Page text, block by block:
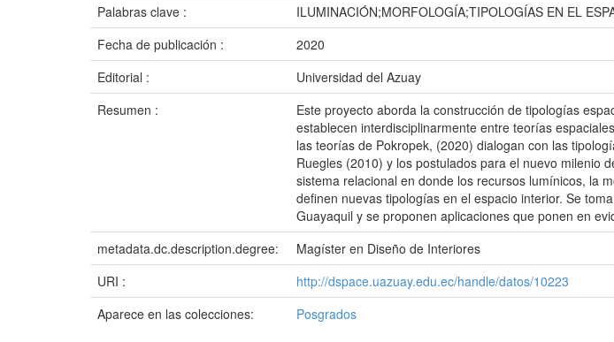
Palabras clave :
ILUMINACIÓN;MORFOLOGÍA;TIPOLOGÍAS EN EL
Fecha de publicación :
2020
Editorial :
Universidad del Azuay
Resumen :
Este proyecto aborda la construcción de tipologías
establecen interdisciplinarmente entre teorías
las teorías de Pokropek, (2020) dialogan con las
Ruegles (2010) y los postulados para el nuevo milenio
sistema relacional en donde los recursos lumínicos, la
definen nuevas tipologías en el espacio interior. Se
Guayaquil y se proponen aplicaciones que ponen en
metadata.dc.description.degree:
Magíster en Diseño de Interiores
URI :
http://dspace.uazuay.edu.ec/handle/datos/10223
Aparece en las colecciones:
Posgrados